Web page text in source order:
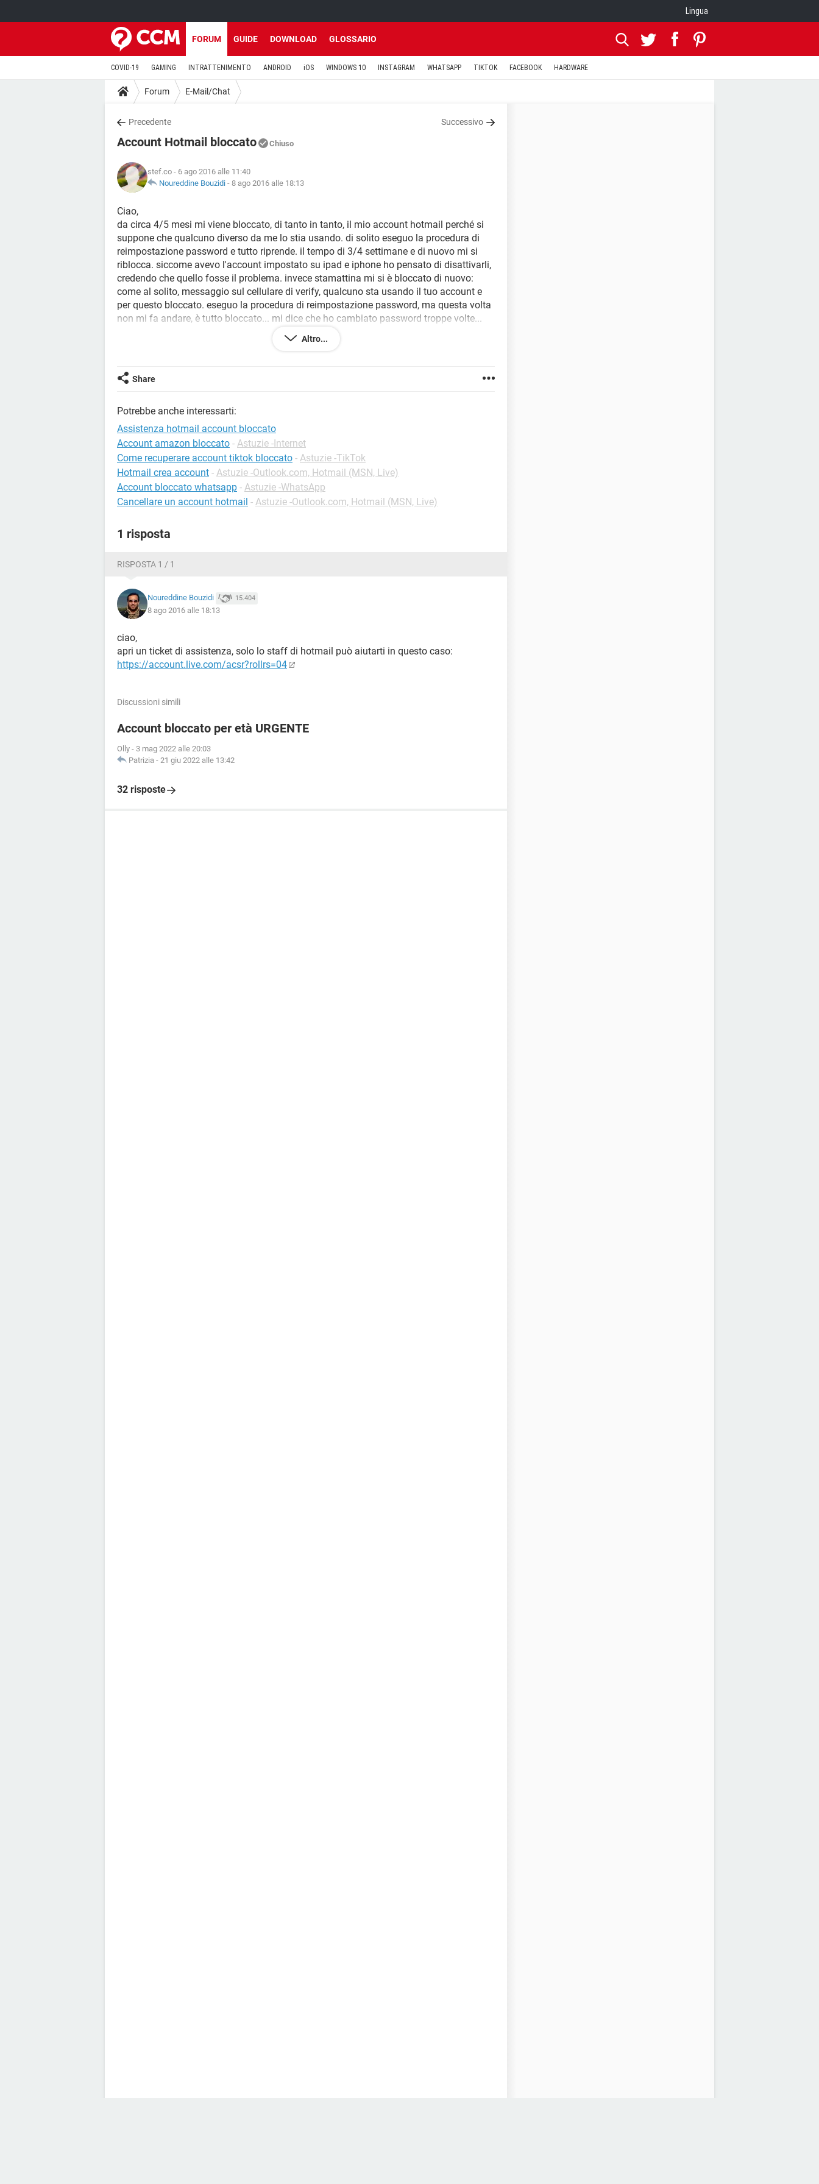
Lingua
FORUM GUIDE DOWNLOAD GLOSSARIO
COVID-19 GAMING INTRATTENIMENTO ANDROID iOS WINDOWS 10 INSTAGRAM WHATSAPP TIKTOK FACEBOOK HARDWARE
Forum E-Mail/Chat
Precedente Successivo
Account Hotmail bloccato Chiuso
stef.co - 6 ago 2016 alle 11:40
Noureddine Bouzidi - 8 ago 2016 alle 18:13
Ciao,
da circa 4/5 mesi mi viene bloccato, di tanto in tanto, il mio account hotmail perché si
suppone che qualcuno diverso da me lo stia usando. di solito eseguo la procedura di
reimpostazione password e tutto riprende. il tempo di 3/4 settimane e di nuovo mi si
riblocca. siccome avevo l'account impostato su ipad e iphone ho pensato di disattivarli,
credendo che quello fosse il problema. invece stamattina mi si è bloccato di nuovo:
come al solito, messaggio sul cellulare di verify, qualcuno sta usando il tuo account e
per questo bloccato. eseguo la procedura di reimpostazione password, ma questa volta
non mi fa andare, è tutto bloccato... mi dice che ho cambiato password troppe volte...
Altro...
Share
Potrebbe anche interessarti:
Assistenza hotmail account bloccato
Account amazon bloccato - Astuzie -Internet
Come recuperare account tiktok bloccato - Astuzie -TikTok
Hotmail crea account - Astuzie -Outlook.com, Hotmail (MSN, Live)
Account bloccato whatsapp - Astuzie -WhatsApp
Cancellare un account hotmail - Astuzie -Outlook.com, Hotmail (MSN, Live)
1 risposta
RISPOSTA 1 / 1
Noureddine Bouzidi 15.404
8 ago 2016 alle 18:13
ciao,
apri un ticket di assistenza, solo lo staff di hotmail può aiutarti in questo caso:
https://account.live.com/acsr?rollrs=04
Discussioni simili
Account bloccato per età URGENTE
Olly - 3 mag 2022 alle 20:03
Patrizia - 21 giu 2022 alle 13:42
32 risposte